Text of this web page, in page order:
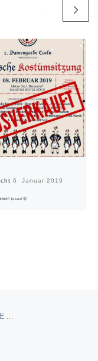
6. Januar 2019
Jaaaa! 😍